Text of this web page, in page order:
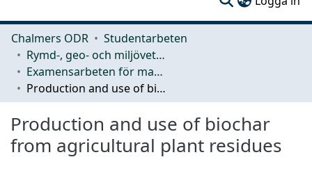
Chalmers ODR
Studentarbeten
Rymd-, geo- och miljövetenskap (SEE)
Examensarbeten för masterexamen
Production and use of biochar from agricultural plant residues
Production and use of biochar
from agricultural plant residues